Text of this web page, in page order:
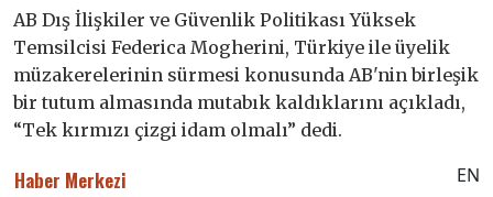
AB Dış İlişkiler ve Güvenlik Politikası Yüksek
Temsilcisi Federica Mogherini, Türkiye ile üyelik
müzakerelerinin sürmesi konusunda AB'nin birleşik
bir tutum almasında mutabık kaldıklarını açıkladı,
“Tek kırmızı çizgi idam olmalı” dedi.
Haber Merkezi EN